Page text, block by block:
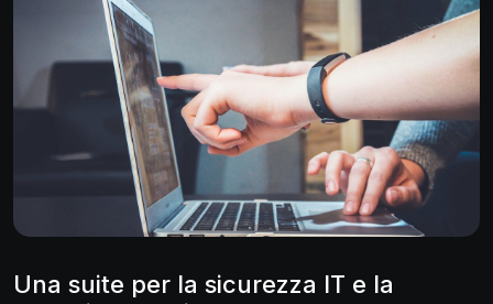
Una suite per la sicurezza IT e la